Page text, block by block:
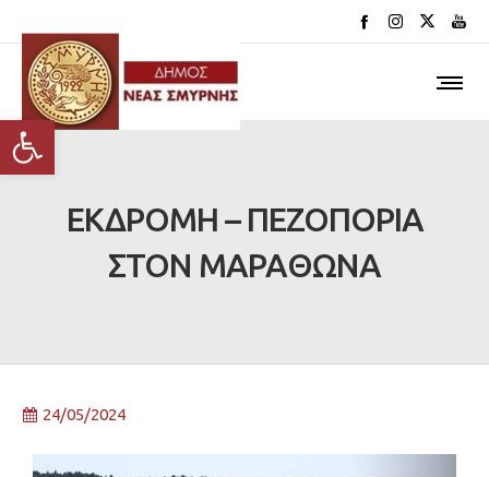
Ανοίξτε τη γραμμή εργαλείων
ΕΚΔΡΟΜΗ – ΠΕΖΟΠΟΡΙΑ
ΣΤΟΝ ΜΑΡΑΘΩΝΑ
24/05/2024